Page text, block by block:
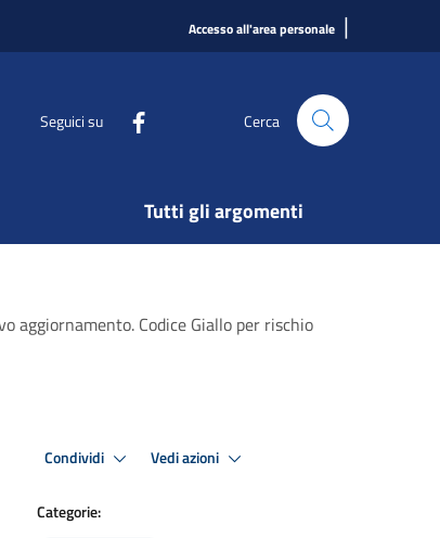
Accesso all'area personale |
Seguici su Cerca
Tutti gli argomenti
aggiornamento. Codice Giallo per rischio
Condividi Vedi azioni
Categorie: